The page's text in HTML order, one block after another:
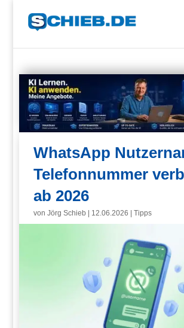
WhatsApp
Telefonnummer
ab 2026
vonJörg Schieb 12.06.2026 |Tipps